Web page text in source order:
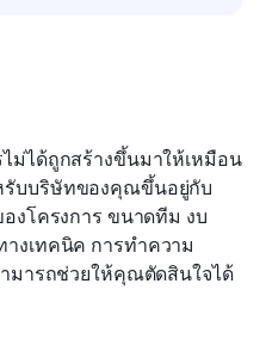
ม่ได้ถูกสร้างขึ้นมาให้เหมือน
รับบริษัทของคุณขึ้นอยู่กับ
งโครงการ ขนาดทีม งบ
งเทคนิค การทำความ
มารถช่วยให้คุณตัดสินใจได้